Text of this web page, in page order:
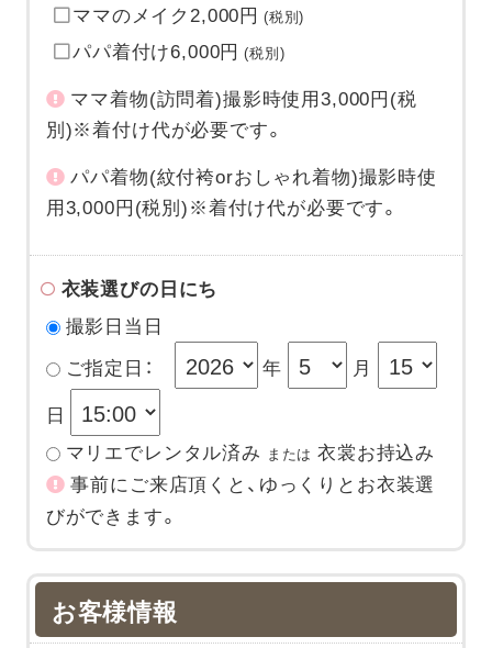
ママのメイク2,000円 (税別)
パパ着付け6,000円 (税別)
ママ着物(訪問着)撮影時使用3,000円(税
別)※着付け代が必要です。
パパ着物(紋付袴orおしゃれ着物)撮影時使
用3,000円(税別)※着付け代が必要です。
衣装選びの日にち
撮影日当日
ご指定日：
年
月
日
マリエでレンタル済み または 衣裳お持込み
事前にご来店頂くと、ゆっくりとお衣装選
びができます。
お客様情報